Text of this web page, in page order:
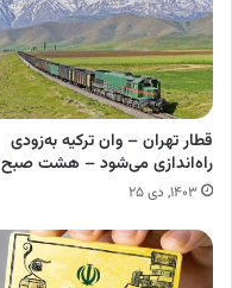
قطار تهران – وان ترکیه به‌زودی
راه‌اندازی می‌شود – هشت صبح
۱۴۰۳, دی ۲۵